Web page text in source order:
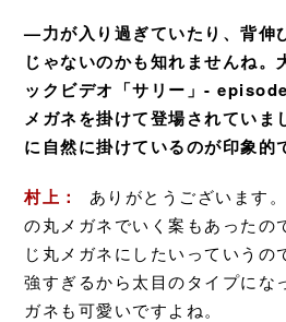
—力が入り過ぎていたり、背伸
じゃないのかも知れませんね。
ックビデオ「サリー」-
メガネを掛けて登場されていま
に自然に掛けているのが印象的
村上：
ありがとうございます
の丸メガネでいく案もあったの
じ丸メガネにしたいっていうの
強すぎるから太目のタイプにな
ガネも可愛いですよね。